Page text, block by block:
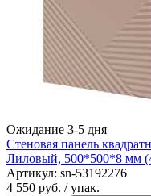
Ожидание 3-5 дня
Стеновая панель
Лиловый, 500*500*8 мм
Артикул: sn-53192276
4 550 руб. / упак.